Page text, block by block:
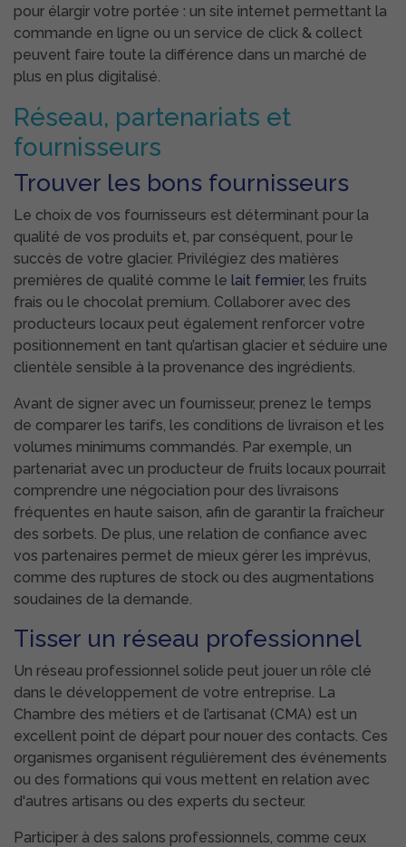
pour élargir votre portée : un site internet permettant la
commande en ligne ou un service de click & collect
peuvent faire toute la différence dans un marché de
plus en plus digitalisé.
Réseau, partenariats et
fournisseurs
Trouver les bons fournisseurs
Le choix de vos fournisseurs est déterminant pour la
qualité de vos produits et, par conséquent, pour le
succès de votre glacier. Privilégiez des matières
premières de qualité comme le lait fermier, les fruits
frais ou le chocolat premium. Collaborer avec des
producteurs locaux peut également renforcer votre
positionnement en tant qu’artisan glacier et séduire une
clientèle sensible à la provenance des ingrédients.
Avant de signer avec un fournisseur, prenez le temps
de comparer les tarifs, les conditions de livraison et les
volumes minimums commandés. Par exemple, un
partenariat avec un producteur de fruits locaux pourrait
comprendre une négociation pour des livraisons
fréquentes en haute saison, afin de garantir la fraîcheur
des sorbets. De plus, une relation de confiance avec
vos partenaires permet de mieux gérer les imprévus,
comme des ruptures de stock ou des augmentations
soudaines de la demande.
Tisser un réseau professionnel
Un réseau professionnel solide peut jouer un rôle clé
dans le développement de votre entreprise. La
Chambre des métiers et de l’artisanat (CMA) est un
excellent point de départ pour nouer des contacts. Ces
organismes organisent régulièrement des événements
ou des formations qui vous mettent en relation avec
d'autres artisans ou des experts du secteur.
Participer à des salons professionnels, comme ceux